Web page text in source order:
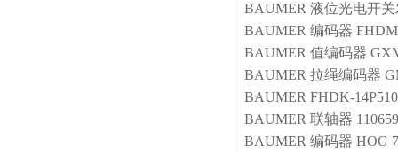
BAUMER 液位光电开
BAUMER 编码器
BAUMER 值编码器
BAUMER 拉绳编码器
BAUMER FHDK-
BAUMER 联轴器
BAUMER 编码器 HOG